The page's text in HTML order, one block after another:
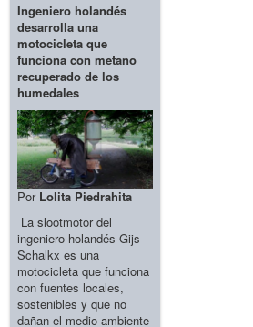
Ingeniero holandés
desarrolla una
motocicleta que
funciona con metano
recuperado de los
humedales
Por Lolita Piedrahita
La slootmotor del
ingeniero holandés Gijs
Schalkx es una
motocicleta que funciona
con fuentes locales,
sostenibles y que no
dañan el medio ambiente